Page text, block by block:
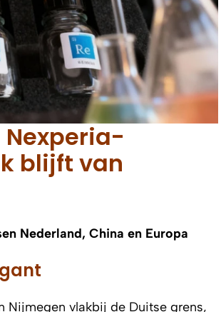
blijft van
Nederland, China en Europa
Nijmegen vlakbij de Duitse grens,